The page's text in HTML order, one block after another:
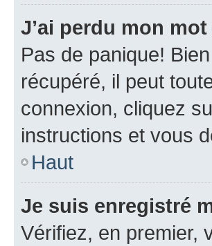
J’ai perdu mon
Pas de panique!
récupéré, il peut
connexion, cliquez
instructions et vous
Haut
Je suis enregistré
Vérifiez, en premier,